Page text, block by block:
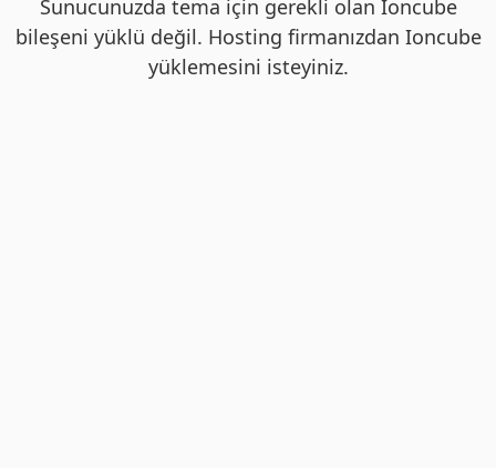
Sunucunuzda tema için gerekli olan Ioncube
bileşeni yüklü değil. Hosting firmanızdan Ioncube
yüklemesini isteyiniz.